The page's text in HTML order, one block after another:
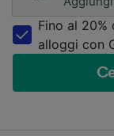
Fino al 20%
alloggi con